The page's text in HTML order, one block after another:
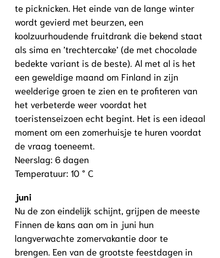
te picknicken. Het einde van de lange winter
wordt gevierd met beurzen, een
koolzuurhoudende fruitdrank die bekend staat
als sima en ’trechtercake’ (de met chocolade
bedekte variant is de beste). Al met al is het
een geweldige maand om Finland in zijn
weelderige groen te zien en te profiteren van
het verbeterde weer voordat het
toeristenseizoen echt begint. Het is een ideaal
moment om een ​​zomerhuisje te huren voordat
de vraag toeneemt.
Neerslag: 6 dagen
Temperatuur: 10 ° C
juni
Nu de zon eindelijk schijnt, grijpen de meeste
Finnen de kans aan om in juni hun
langverwachte zomervakantie door te
brengen. Een van de grootste feestdagen in